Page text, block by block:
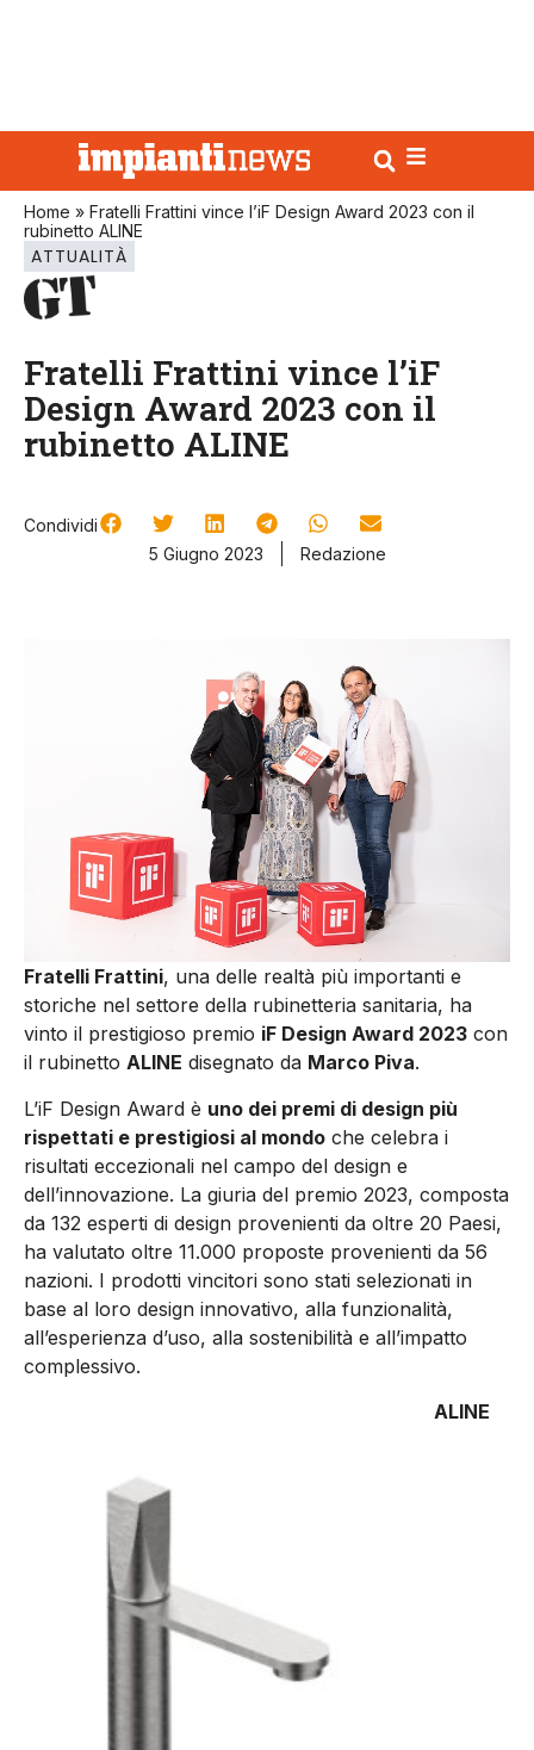
Home » Fratelli Frattini vince l’iF Design Award 2023 con il
rubinetto ALINE
ATTUALITÀ
Fratelli Frattini vince l’iF
Design Award 2023 con il
rubinetto ALINE
Condividi
5 Giugno 2023
Redazione
Fratelli Frattini, una delle realtà più importanti e
storiche nel settore della rubinetteria sanitaria, ha
vinto il prestigioso premio iF Design Award 2023 con
il rubinetto ALINE disegnato da Marco Piva.
L’iF Design Award è uno dei premi di design più
rispettati e prestigiosi al mondo che celebra i
risultati eccezionali nel campo del design e
dell’innovazione. La giuria del premio 2023, composta
da 132 esperti di design provenienti da oltre 20 Paesi,
ha valutato oltre 11.000 proposte provenienti da 56
nazioni. I prodotti vincitori sono stati selezionati in
base al loro design innovativo, alla funzionalità,
all’esperienza d’uso, alla sostenibilità e all’impatto
complessivo.
ALINE